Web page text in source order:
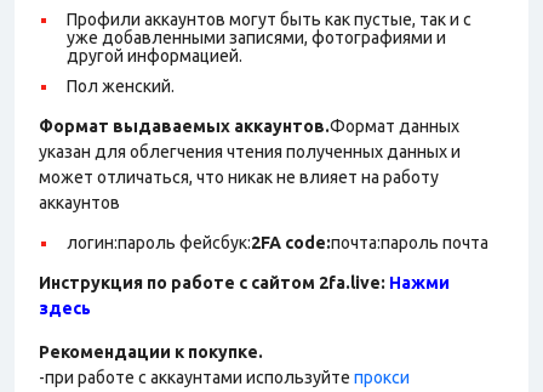
Профили аккаунтов могут быть как пустые, так и с
уже добавленными записями, фотографиями и
другой информацией.
Пол женский.
Формат выдаваемых аккаунтов.Формат данных
указан для облегчения чтения полученных данных и
может отличаться, что никак не влияет на работу
аккаунтов
логин:пароль фейсбук:2FA code:почта:пароль почта
Инструкция по работе с сайтом 2fa.live: Нажми
здесь
Рекомендации к покупке.
-при работе с аккаунтами используйте прокси